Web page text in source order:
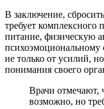
В заключение,
требует
питание, физическую
психоэмоциональному
не только от усилий,
понимания своего
Врачи отмечают,
возможно, но